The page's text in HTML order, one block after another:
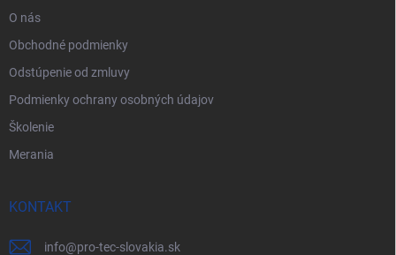
O nás
Obchodné podmienky
Odstúpenie od zmluvy
Podmienky ochrany osobných údajov
Školenie
Merania
KONTAKT
info@pro-tec-slovakia.sk